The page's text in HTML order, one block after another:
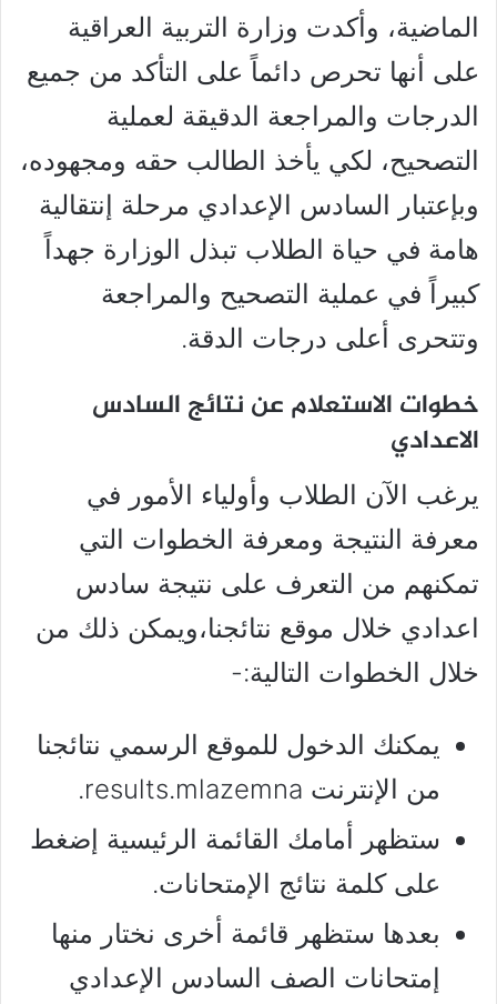
الماضية، وأكدت وزارة التربية العراقية
على أنها تحرص دائماً على التأكد من جميع
الدرجات والمراجعة الدقيقة لعملية
التصحيح، لكي يأخذ الطالب حقه ومجهوده،
وبإعتبار السادس الإعدادي مرحلة إنتقالية
هامة في حياة الطلاب تبذل الوزارة جهداً
كبيراً في عملية التصحيح والمراجعة
وتتحرى أعلى درجات الدقة.
خطوات الاستعلام عن نتائج السادس
الاعدادي
يرغب الآن الطلاب وأولياء الأمور في
معرفة النتيجة ومعرفة الخطوات التي
تمكنهم من التعرف على نتيجة سادس
اعدادي خلال موقع نتائجنا،ويمكن ذلك من
خلال الخطوات التالية:-
يمكنك الدخول للموقع الرسمي نتائجنا
من الإنترنت results.mlazemna.
ستظهر أمامك القائمة الرئيسية إضغط
على كلمة نتائج الإمتحانات.
بعدها ستظهر قائمة أخرى نختار منها
إمتحانات الصف السادس الإعدادي